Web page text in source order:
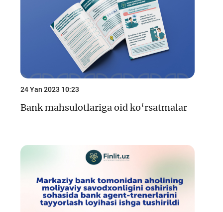
24 Yan 2023 10:23
Bank mahsulotlariga oid ko‘rsatmalar